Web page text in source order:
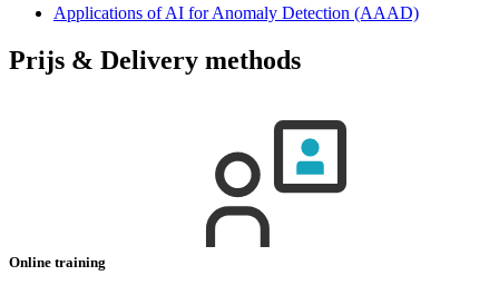
Applications of AI for Anomaly Detection (AAAD)
Prijs & Delivery methods
Online training